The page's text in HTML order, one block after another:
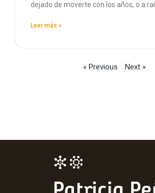
dejado de moverte con los años, o a
Leer más »
« Previous Next »